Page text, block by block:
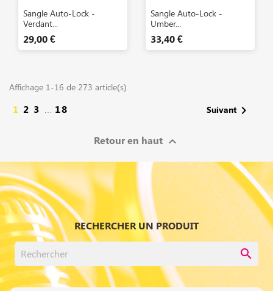
 Aperçu rapide
Sangle Auto-Lock -
Verdant...
29,00 €
 Aperçu rapide
Sangle Auto-Lock -
Umber...
33,40 €
Affichage 1-16 de 273 article(s)
1 2 3 18 Suivant
Retour en haut 
RECHERCHER UN PRODUIT
search